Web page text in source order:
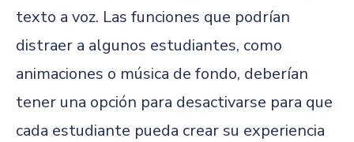
texto a voz. Las funciones que podrían
distraer a algunos estudiantes, como
animaciones o música de fondo, deberían
tener una opción para desactivarse para que
cada estudiante pueda crear su experiencia